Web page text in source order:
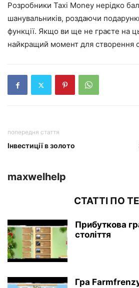
Розробники Taxi Money нерідко
шанувальників, роздаючи
функції. Якщо ви ще не граєте на
найкращий момент для створення
попередня стаття
Інвестиції в золото
maxwelhelp
СТАТТІ ПО
Прибуткова
століття
Гра